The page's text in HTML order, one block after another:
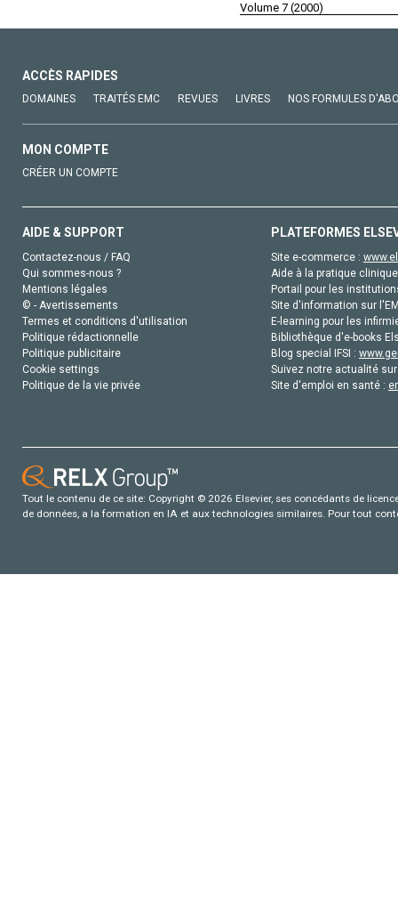
Volume 7 (2000)
ACCÈS RAPIDES
DOMAINES TRAITÉS EMC REVUES LIVRES NOS FORMULES
MON COMPTE
CRÉER UN COMPTE
AIDE & SUPPORT
Contactez-nous / FAQ
Qui sommes-nous ?
Mentions légales
© - Avertissements
Termes et conditions d'utilisation
Politique rédactionnelle
Politique publicitaire
Cookie settings
Politique de la vie privée
PLATEFORMES
Site e-commerce :
Aide à la pratique
Portail pour les
Site d'information sur
E-learning pour les
Bibliothèque d'e-books
Blog special IFSI :
Suivez notre actualité
Site d'emploi en santé :
Tout le contenu de ce site: Copyright © 2026 Elsevier, ses concédants de
de données, a la formation en IA et aux technologies similaires. Pour tout